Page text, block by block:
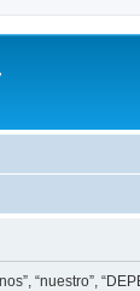
“nuestro”,